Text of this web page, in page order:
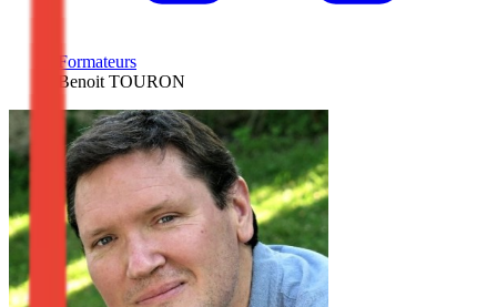
Formateurs
Benoit TOURON